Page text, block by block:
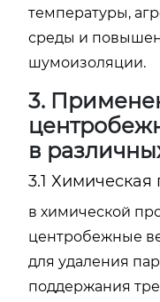
температуры,
среды и
шумоизоляции.
3.
в
3.1
в химической
центробежные
для удаления
поддержания